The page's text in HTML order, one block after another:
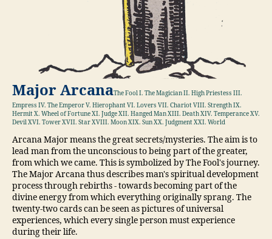
Major ArcanaThe Fool I. The Magician II. High Priestess III.
Empress IV. The Emperor V. Hierophant VI. Lovers VII. Chariot VIII. Strength IX.
Hermit X. Wheel of Fortune XI. Judge XII. Hanged Man XIII. Death XIV. Temperance XV.
Devil XVI. Tower XVII. Star XVIII. Moon XIX. Sun XX. Judgment XXI. World
Arcana Major means the great secrets/mysteries. The aim is to
lead man from the unconscious to being part of the greater,
from which we came. This is symbolized by The Fool's journey.
The Major Arcana thus describes man's spiritual development
process through rebirths - towards becoming part of the
divine energy from which everything originally sprang. The
twenty-two cards can be seen as pictures of universal
experiences, which every single person must experience
during their life.